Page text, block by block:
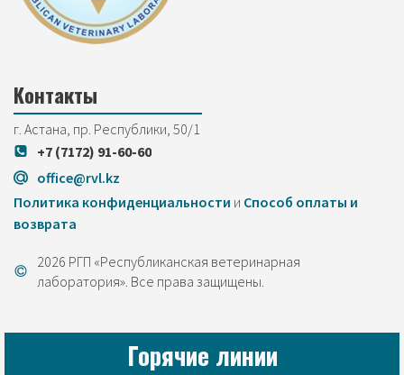
Контакты
г. Астана, пр. Республики, 50/1
+7 (7172) 91-60-60
office@rvl.kz
Политика конфиденциальности и Cпособ оплаты и
возврата
2026 РГП «Республиканская ветеринарная
лаборатория». Все права защищены.
Горячие линии